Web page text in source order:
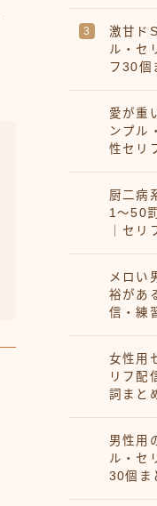
激甘ド
ル・セ
フ30個
愛が重
ンプル
性セリ
厨二病
1〜50
｜セリ
メロい
裕があ
信・練
女性用
リフ配
詞まと
男性用
ル・セ
30個ま